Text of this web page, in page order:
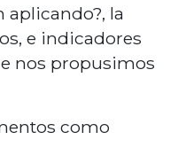
aplicando?, la
e indicadores
nos propusimos
como